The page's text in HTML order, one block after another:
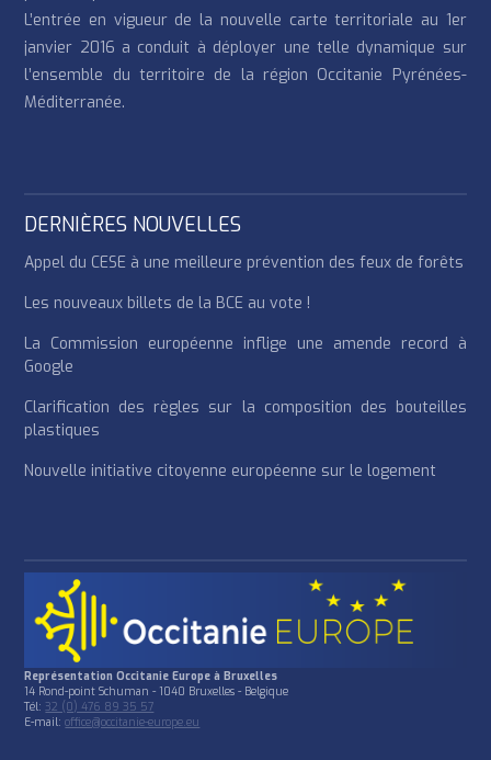
L’entrée en vigueur de la nouvelle carte territoriale au 1er
janvier 2016 a conduit à déployer une telle dynamique sur
l’ensemble du territoire de la région Occitanie Pyrénées-
Méditerranée.
DERNIÈRES NOUVELLES
Appel du CESE à une meilleure prévention des feux de forêts
Les nouveaux billets de la BCE au vote !
La Commission européenne inflige une amende record à
Google
Clarification des règles sur la composition des bouteilles
plastiques
Nouvelle initiative citoyenne européenne sur le logement
Représentation Occitanie Europe à Bruxelles
14 Rond-point Schuman - 1040 Bruxelles - Belgique
Tél: 32 (0) 476 89 35 57
E-mail:office@occitanie-europe.eu